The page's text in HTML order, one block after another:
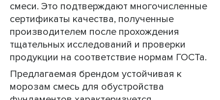
смеси. Это подтверждают многочисленные
сертификаты качества, полученные
производителем после прохождения
тщательных исследований и проверки
продукции на соответствие нормам ГОСТа.
Предлагаемая брендом устойчивая к
морозам смесь для обустройства